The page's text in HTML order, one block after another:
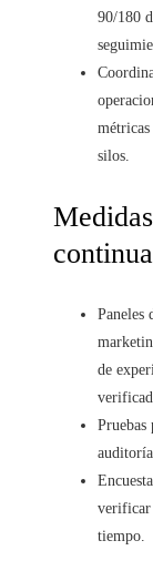
90/180
silos.
continua
Paneles
de
verificar
tiempo.